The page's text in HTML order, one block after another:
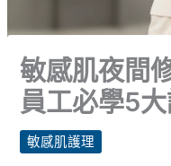
敏感肌夜間
員工必學5
敏感肌護理